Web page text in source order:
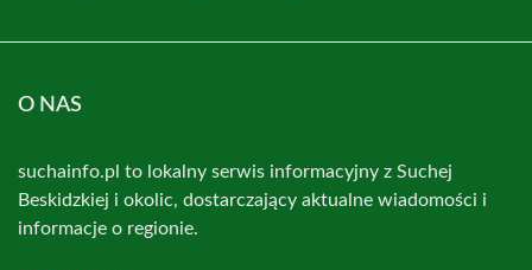
O NAS
suchainfo.pl to lokalny serwis informacyjny z Suchej
Beskidzkiej i okolic, dostarczający aktualne wiadomości i
informacje o regionie.